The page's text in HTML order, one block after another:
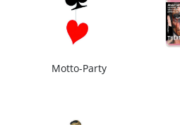
Motto-Party